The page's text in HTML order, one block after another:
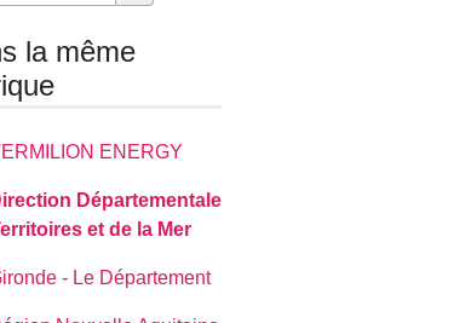
la même
ENERGY
Départementale
et de la Mer
- Le Département